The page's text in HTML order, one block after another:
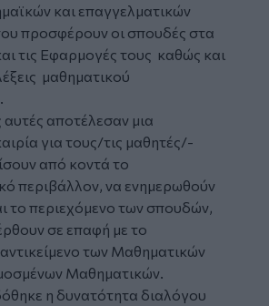
και επαγγελματικών
προσφέρουν οι σπουδές στα
τις Εφαρμογές τους καθώς και
μαθηματικού
αυτές αποτέλεσαν μια
για τους/τις μαθητές/-
από κοντά το
περιβάλλον, να ενημερωθούν
το περιεχόμενο των σπουδών,
σε επαφή με το
των Μαθηματικών
Μαθηματικών.
η δυνατότητα διαλόγου